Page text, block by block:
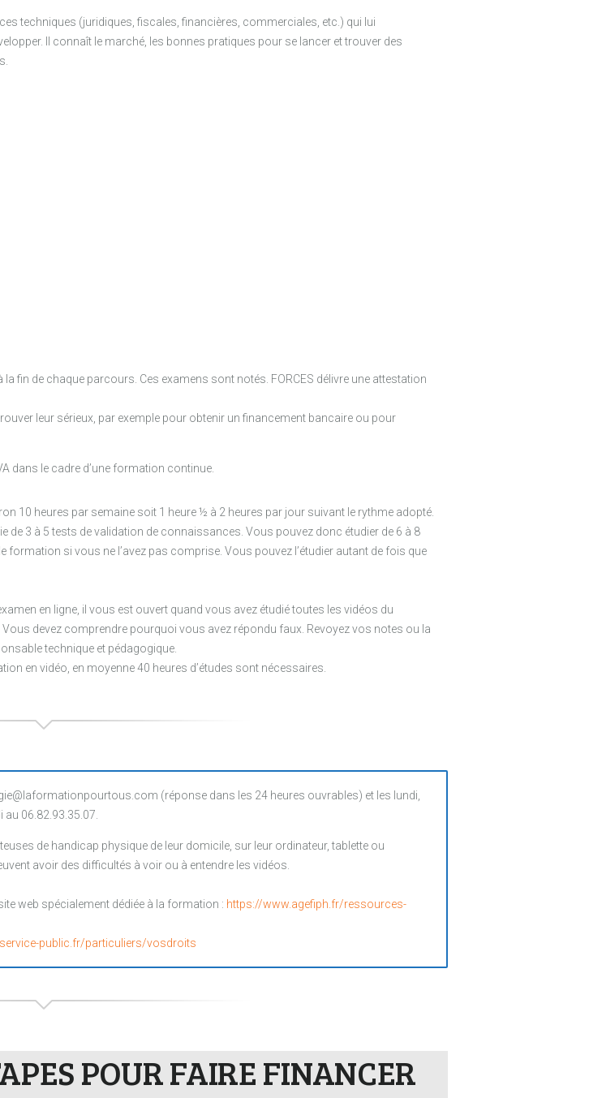
techniques (juridiques, fiscales, financières, commerciales, etc.) qui lui
Il connaît le marché, les bonnes pratiques pour se lancer et trouver des
fin de chaque parcours. Ces examens sont notés. FORCES délivre une attestation
leur sérieux, par exemple pour obtenir un financement bancaire ou pour
dans le cadre d’une formation continue.
10 heures par semaine soit 1 heure ½ à 2 heures par jour suivant le rythme adopté.
de 3 à 5 tests de validation de connaissances. Vous pouvez donc étudier de 6 à 8
formation si vous ne l’avez pas comprise. Vous pouvez l’étudier autant de fois que
en ligne, il vous est ouvert quand vous avez étudié toutes les vidéos du
devez comprendre pourquoi vous avez répondu faux. Revoyez vos notes ou la
technique et pédagogique.
en vidéo, en moyenne 40 heures d’études sont nécessaires.
(réponse dans les 24 heures ouvrables) et les lundi,
au 06.82.93.35.07.
de handicap physique de leur domicile, sur leur ordinateur, tablette ou
avoir des difficultés à voir ou à entendre les vidéos.
web spécialement dédiée à la formation : https://www.agefiph.fr/ressources-
public.fr/particuliers/vosdroits
POUR FAIRE FINANCER